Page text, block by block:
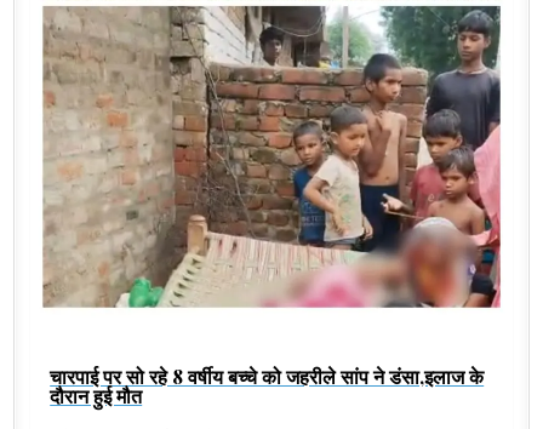
चारपाई पर सो रहे 8 वर्षीय बच्चे को जहरीले सांप ने डंसा,इलाज के
दौरान हुई मौत